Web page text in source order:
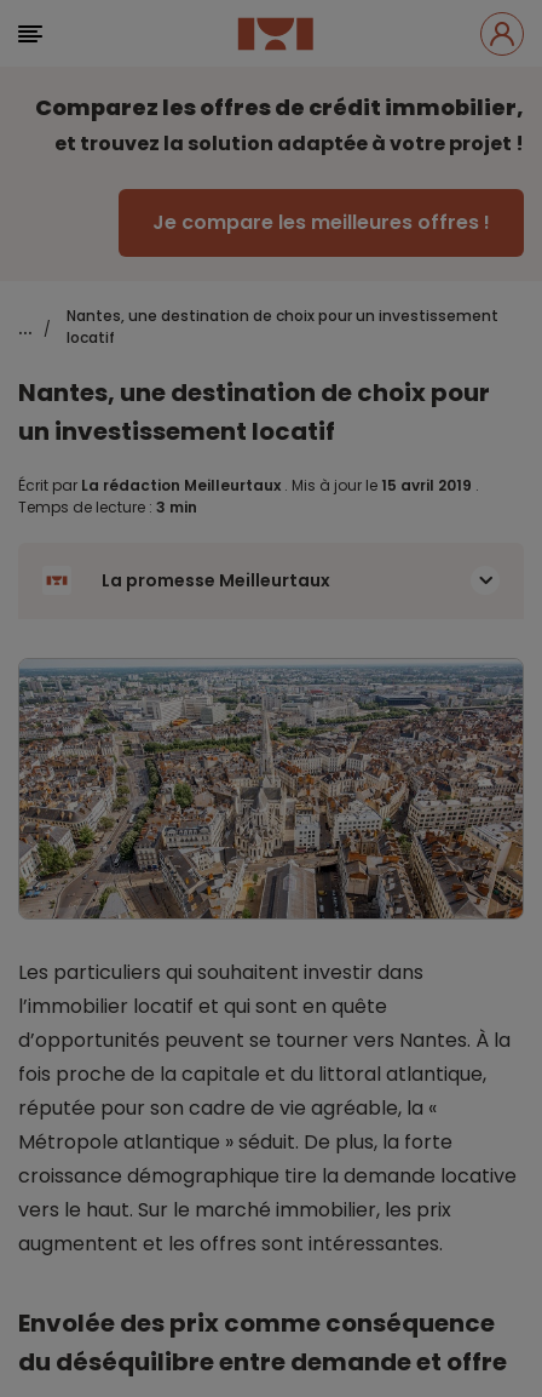
Comparez les offres de crédit immobilier,
et trouvez la solution adaptée à votre projet !
Je compare les meilleures offres !
... /
Nantes, une destination de choix pour un investissement
locatif
Nantes, une destination de choix pour
un investissement locatif
Écrit par La rédaction Meilleurtaux . Mis à jour le 15 avril 2019 .
Temps de lecture : 3 min
La promesse Meilleurtaux
Les particuliers qui souhaitent investir dans
l’immobilier locatif et qui sont en quête
d’opportunités peuvent se tourner vers Nantes. À la
fois proche de la capitale et du littoral atlantique,
réputée pour son cadre de vie agréable, la «
Métropole atlantique » séduit. De plus, la forte
croissance démographique tire la demande locative
vers le haut. Sur le marché immobilier, les prix
augmentent et les offres sont intéressantes.
Envolée des prix comme conséquence
du déséquilibre entre demande et offre